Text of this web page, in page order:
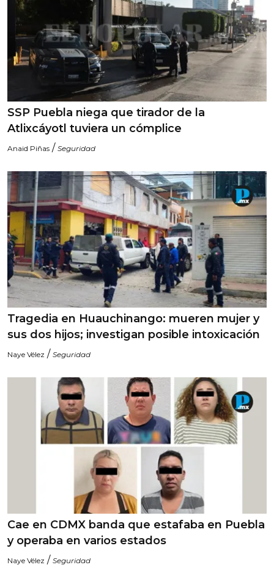
SSP Puebla niega que tirador de la
Atlixcáyotl tuviera un cómplice
Anaid Piñas / Seguridad
Tragedia en Huauchinango: mueren mujer y
sus dos hijos; investigan posible intoxicación
Naye Vélez / Seguridad
Cae en CDMX banda que estafaba en Puebla
y operaba en varios estados
Naye Vélez / Seguridad